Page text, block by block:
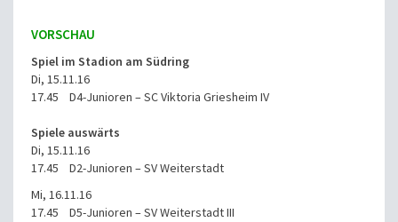
VORSCHAU
Spiel im Stadion am Südring
Di, 15.11.16
17.45 D4-Junioren – SC Viktoria Griesheim IV
Spiele auswärts
Di, 15.11.16
17.45 D2-Junioren – SV Weiterstadt
Mi, 16.11.16
17.45 D5-Junioren – SV Weiterstadt III